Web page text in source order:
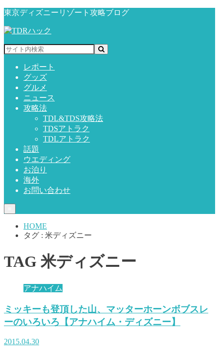
東京ディズニーリゾート攻略ブログ
レポート
グッズ
グルメ
ニュース
攻略法
TDL&TDS攻略法
TDSアトラク
TDLアトラク
話題
ウエディング
お泊り
海外
お問い合わせ
HOME
タグ : 米ディズニー
TAG 米ディズニー
アナハイム
ミッキーも登頂した山、マッターホーンボブスレ
ーのいろいろ【アナハイム・ディズニー】
2015.04.30